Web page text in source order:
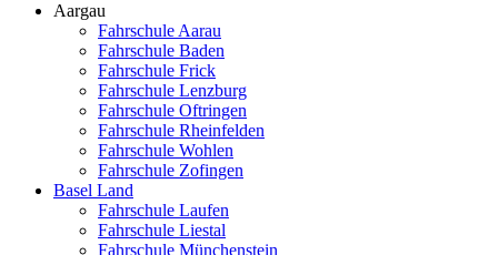
Aargau
Fahrschule Aarau
Fahrschule Baden
Fahrschule Frick
Fahrschule Lenzburg
Fahrschule Oftringen
Fahrschule Rheinfelden
Fahrschule Wohlen
Fahrschule Zofingen
Basel Land
Fahrschule Laufen
Fahrschule Liestal
Fahrschule Münchenstein